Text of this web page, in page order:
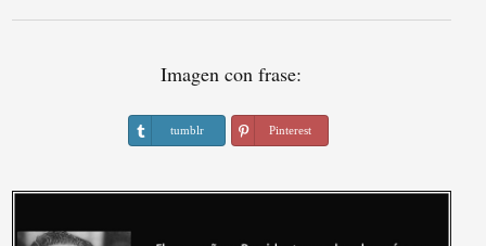
Imagen con frase:
tumblr Pinterest